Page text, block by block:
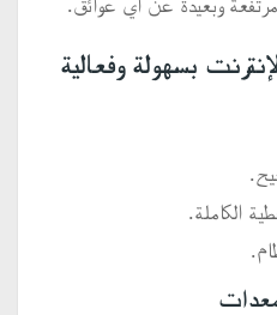
وبعيدة عن أي عوائق.
بسهولة وفعالية
الكاملة.